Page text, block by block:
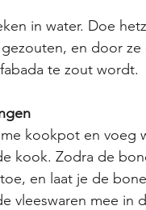
in water. Doe
en door
te zout wordt.
kookpot en voeg
kook. Zodra de
en laat je de
vleeswaren mee in